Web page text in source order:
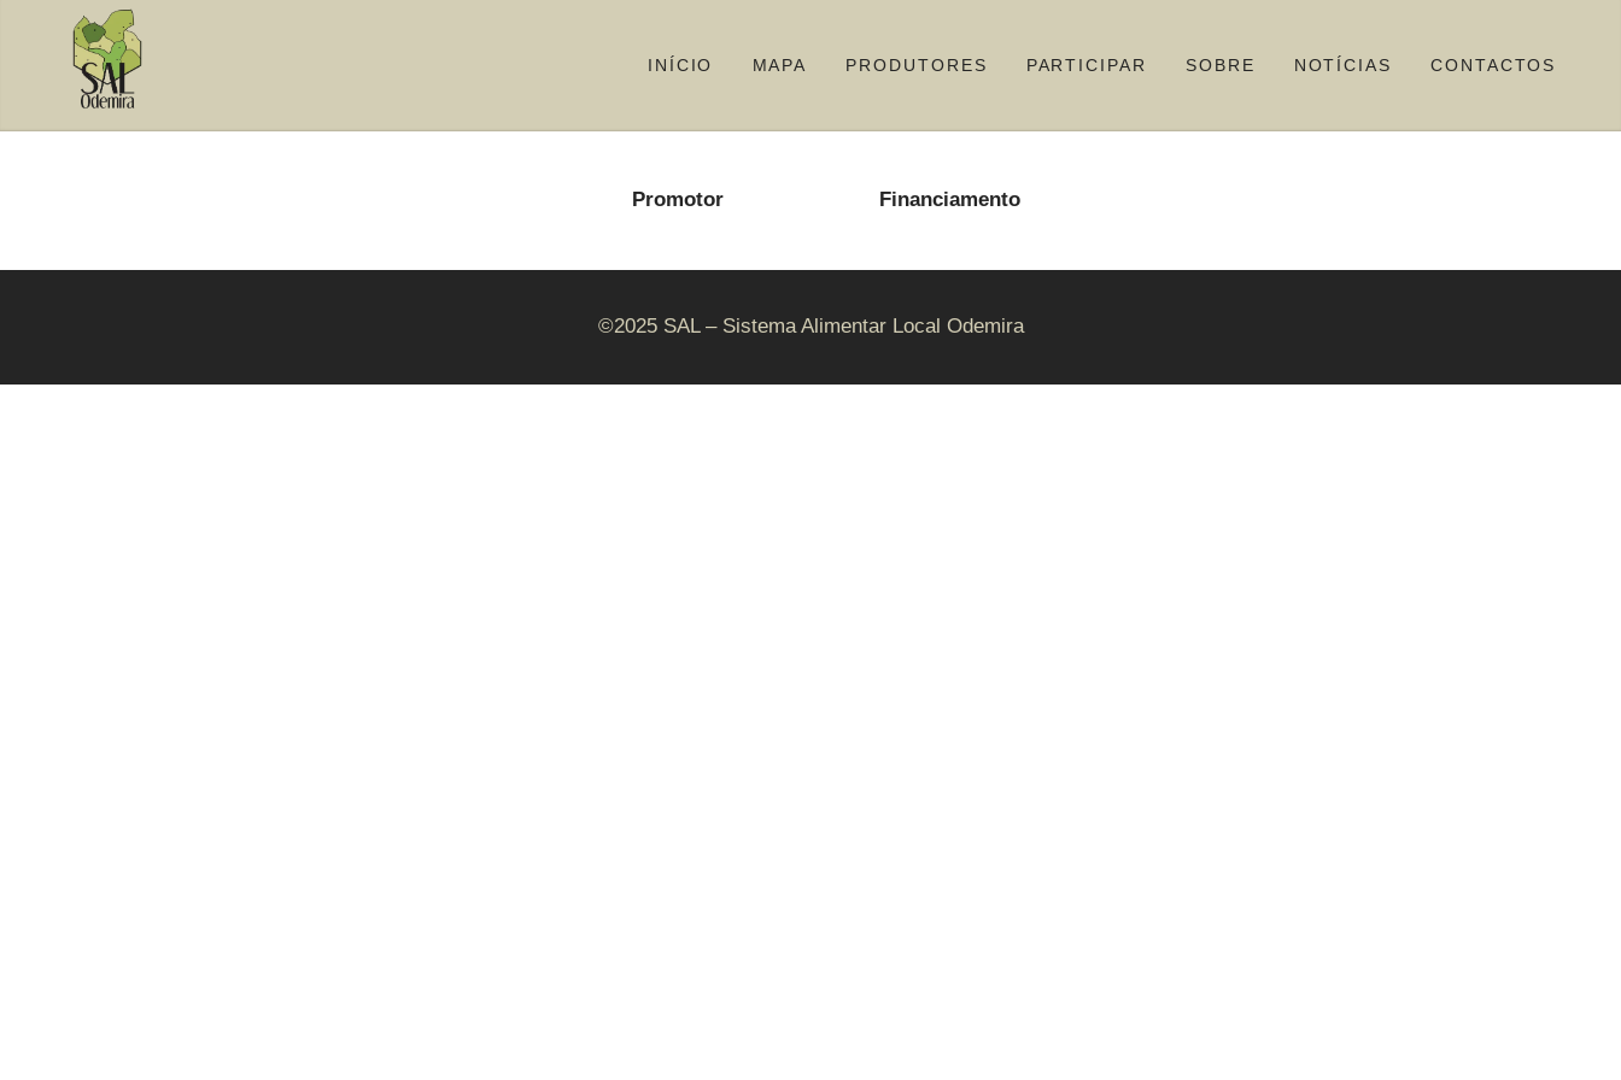
INÍCIO MAPA PRODUTORES PARTICIPAR SOBRE NOTÍCIAS CONTACTOS
Promotor Financiamento
©2025 SAL – Sistema Alimentar Local Odemira